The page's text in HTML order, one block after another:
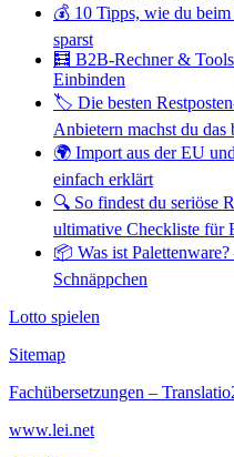
💰 10 Tipps, wie du
sparst
🧮 B2B-Rechner &
Einbinden
🏷️ Die besten
Anbietern machst du das
🌍 Import aus der EU
einfach erklärt
🔍 So findest du seriöse
ultimative Checkliste für
📦 Was ist
Schnäppchen
Lotto spielen
Sitemap
Fachübersetzungen –
www.lei.net